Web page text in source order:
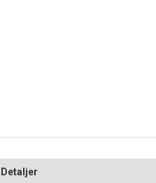
Detaljer